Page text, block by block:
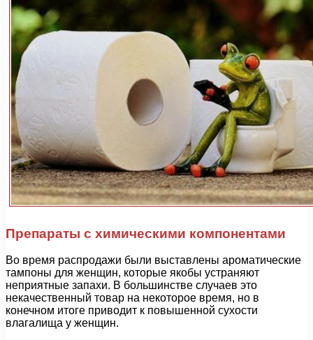
Препараты с химическими компонентами
Во время распродажи были выставлены ароматические
тампоны для женщин, которые якобы устраняют
неприятные запахи. В большинстве случаев это
некачественный товар на некоторое время, но в
конечном итоге приводит к повышенной сухости
влагалища у женщин.